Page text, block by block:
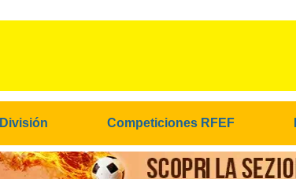
Competiciones RFEF